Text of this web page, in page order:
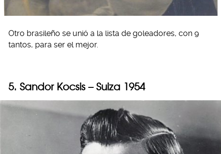
Otro brasileño se unió a la lista de goleadores, con 9
tantos, para ser el mejor.
5. Sandor Kocsis – Suiza 1954